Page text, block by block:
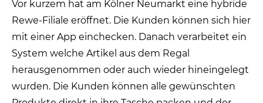
Vor kurzem hat am Kölner Neumarkt eine hybride
Rewe-Filiale eröffnet. Die Kunden können sich hier
mit einer App einchecken. Danach verarbeitet ein
System welche Artikel aus dem Regal
herausgenommen oder auch wieder hineingelegt
wurden. Die Kunden können alle gewünschten